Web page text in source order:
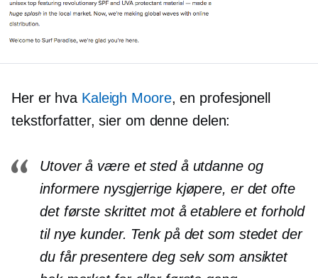
Her er hva Kaleigh Moore, en profesjonell
tekstforfatter, sier om denne delen:
Utover å være et sted å utdanne og
informere nysgjerrige kjøpere, er det ofte
det første skrittet mot å etablere et forhold
til nye kunder. Tenk på det som stedet der
du får presentere deg selv som ansiktet